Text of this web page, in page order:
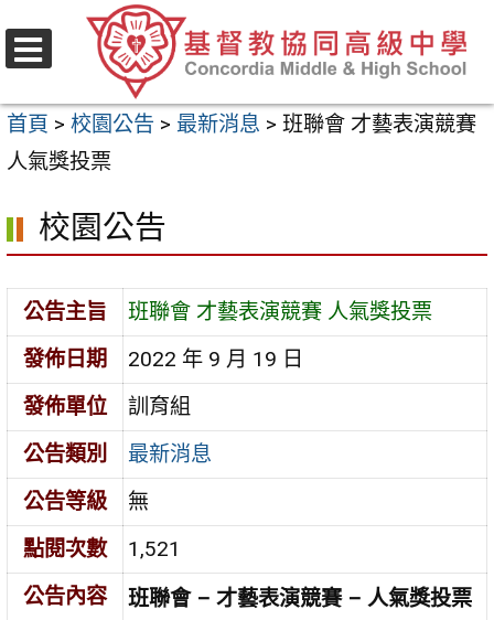
至
要
內
區
首頁 > 校園公告 > 最新消息 > 班聯會 才藝表演競賽
人氣獎投票
校園公告
公告主旨
班聯會 才藝表演競賽 人氣獎投票
發佈日期
2022 年 9 月 19 日
發佈單位
訓育組
公告類別
最新消息
公告等級
無
點閱次數
1,521
公告內容
班聯會 – 才藝表演競賽 – 人氣獎投票
選
單